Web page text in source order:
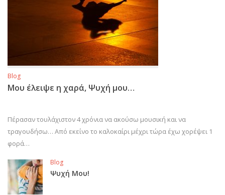
Blog
Μου έλειψε η χαρά, Ψυχή μου…
Πέρασαν τουλάχιστον 4 χρόνια να ακούσω μουσική και να
τραγουδήσω… Από εκείνο το καλοκαίρι μέχρι τώρα έχω χορέψει 1
φορά…
Blog
Ψυχή Μου!